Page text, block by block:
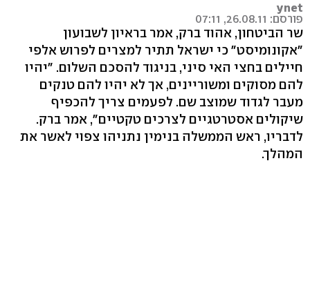
ynet
פורסם: 26.08.11, 07:11
שר הביטחון, אהוד ברק, אמר בראיון לשבועון
"אקונומיסט" כי ישראל תתיר למצרים לפרוש אלפי
חיילים בחצי האי סיני, בניגוד להסכם השלום. "יהיו
להם מסוקים ומשוריינים, אך לא יהיו להם טנקים
מעבר לגדוד שמוצב שם. לפעמים צריך להכפיף
שיקולים אסטרטגיים לצרכים טקטיים", אמר ברק.
לדבריו, ראש הממשלה בנימין נתניהו צפוי לאשר את
המהלך.